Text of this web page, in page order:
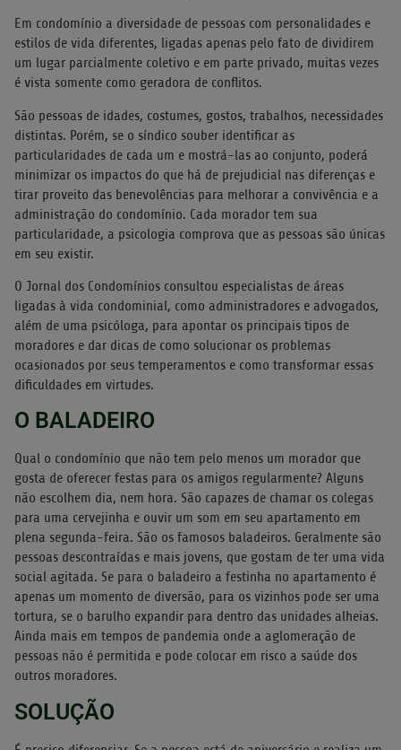
Em condomínio a diversidade de pessoas com personalidades e
estilos de vida diferentes, ligadas apenas pelo fato de dividirem
um lugar parcialmente coletivo e em parte privado, muitas vezes
é vista somente como geradora de conflitos.
São pessoas de idades, costumes, gostos, trabalhos, necessidades
distintas. Porém, se o síndico souber identificar as
particularidades de cada um e mostrá-las ao conjunto, poderá
minimizar os impactos do que há de prejudicial nas diferenças e
tirar proveito das benevolências para melhorar a convivência e a
administração do condomínio. Cada morador tem sua
particularidade, a psicologia comprova que as pessoas são únicas
em seu existir.
O Jornal dos Condomínios consultou especialistas de áreas
ligadas à vida condominial, como administradores e advogados,
além de uma psicóloga, para apontar os principais tipos de
moradores e dar dicas de como solucionar os problemas
ocasionados por seus temperamentos e como transformar essas
dificuldades em virtudes.
O BALADEIRO
Qual o condomínio que não tem pelo menos um morador que
gosta de oferecer festas para os amigos regularmente? Alguns
não escolhem dia, nem hora. São capazes de chamar os colegas
para uma cervejinha e ouvir um som em seu apartamento em
plena segunda-feira. São os famosos baladeiros. Geralmente são
pessoas descontraídas e mais jovens, que gostam de ter uma vida
social agitada. Se para o baladeiro a festinha no apartamento é
apenas um momento de diversão, para os vizinhos pode ser uma
tortura, se o barulho expandir para dentro das unidades alheias.
Ainda mais em tempos de pandemia onde a aglomeração de
pessoas não é permitida e pode colocar em risco a saúde dos
outros moradores.
SOLUÇÃO